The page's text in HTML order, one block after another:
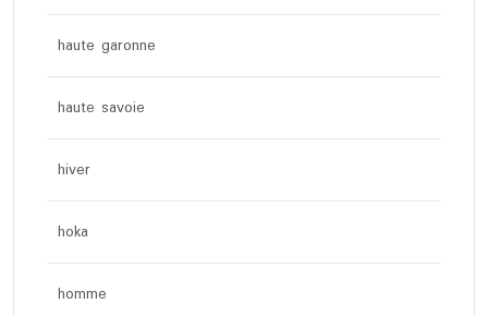
haute garonne
haute savoie
hiver
hoka
homme